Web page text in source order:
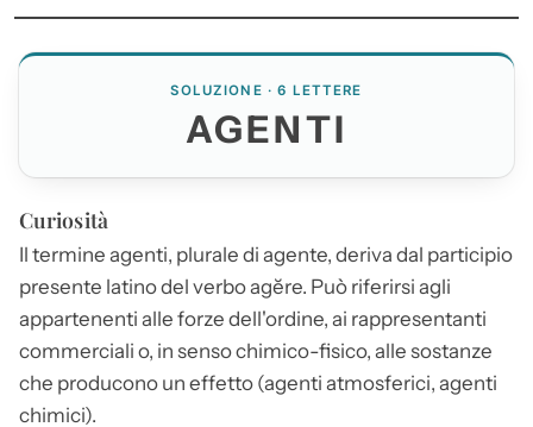
SOLUZIONE · 6 LETTERE
AGENTI
Curiosità
Il termine agenti, plurale di agente, deriva dal participio
presente latino del verbo agĕre. Può riferirsi agli
appartenenti alle forze dell'ordine, ai rappresentanti
commerciali o, in senso chimico-fisico, alle sostanze
che producono un effetto (agenti atmosferici, agenti
chimici).